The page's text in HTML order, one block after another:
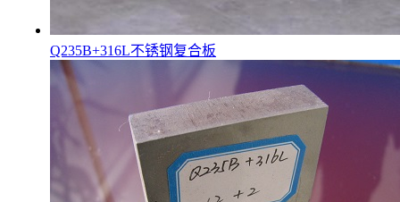
Q235B+316L不锈钢复合板